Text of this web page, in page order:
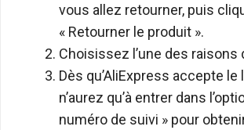
vous allez retourner, puis
« Retourner le produit ».
Choisissez l’une des raisons
Dès qu’AliExpress accepte le
n’aurez qu’à entrer dans
numéro de suivi » pour